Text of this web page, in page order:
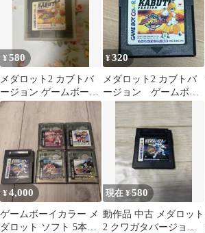
¥580
メダロット2 カブトバ
ージョン ゲームボーイ
カラー
¥320
メダロット2 カブトバ
ージョン ゲームボー
イ&カラー共通ソフト
¥4,000
ゲームボーイカラー メ
ダロット ソフト 5本セ
現在 ¥580
動作品 中古 メダロット
2 クワガタバージョン